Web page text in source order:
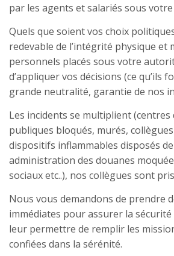
par les agents et salariés sous
Quels que soient vos choix
redevable de l’intégrité physique et
personnels placés sous votre
d’appliquer vos décisions (ce qu’ils
grande neutralité, garantie de nos
Les incidents se multiplient (centres
publiques bloqués, murés,
dispositifs inflammables disposés
administration des douanes
sociaux etc..), nos collègues sont
Nous vous demandons de prendre
immédiates pour assurer la
leur permettre de remplir les
confiées dans la sérénité.